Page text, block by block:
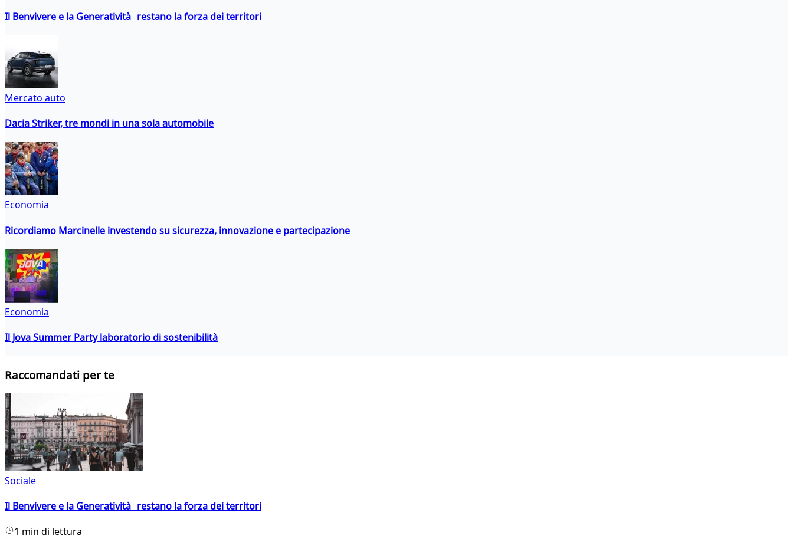
Il Benvivere e la Generatività restano la forza dei territori
Mercato auto
Dacia Striker, tre mondi in una sola automobile
Economia
Ricordiamo Marcinelle investendo su sicurezza, innovazione e partecipazione
Economia
Il Jova Summer Party laboratorio di sostenibilità
Raccomandati per te
Sociale
Il Benvivere e la Generatività restano la forza dei territori
1 min di lettura